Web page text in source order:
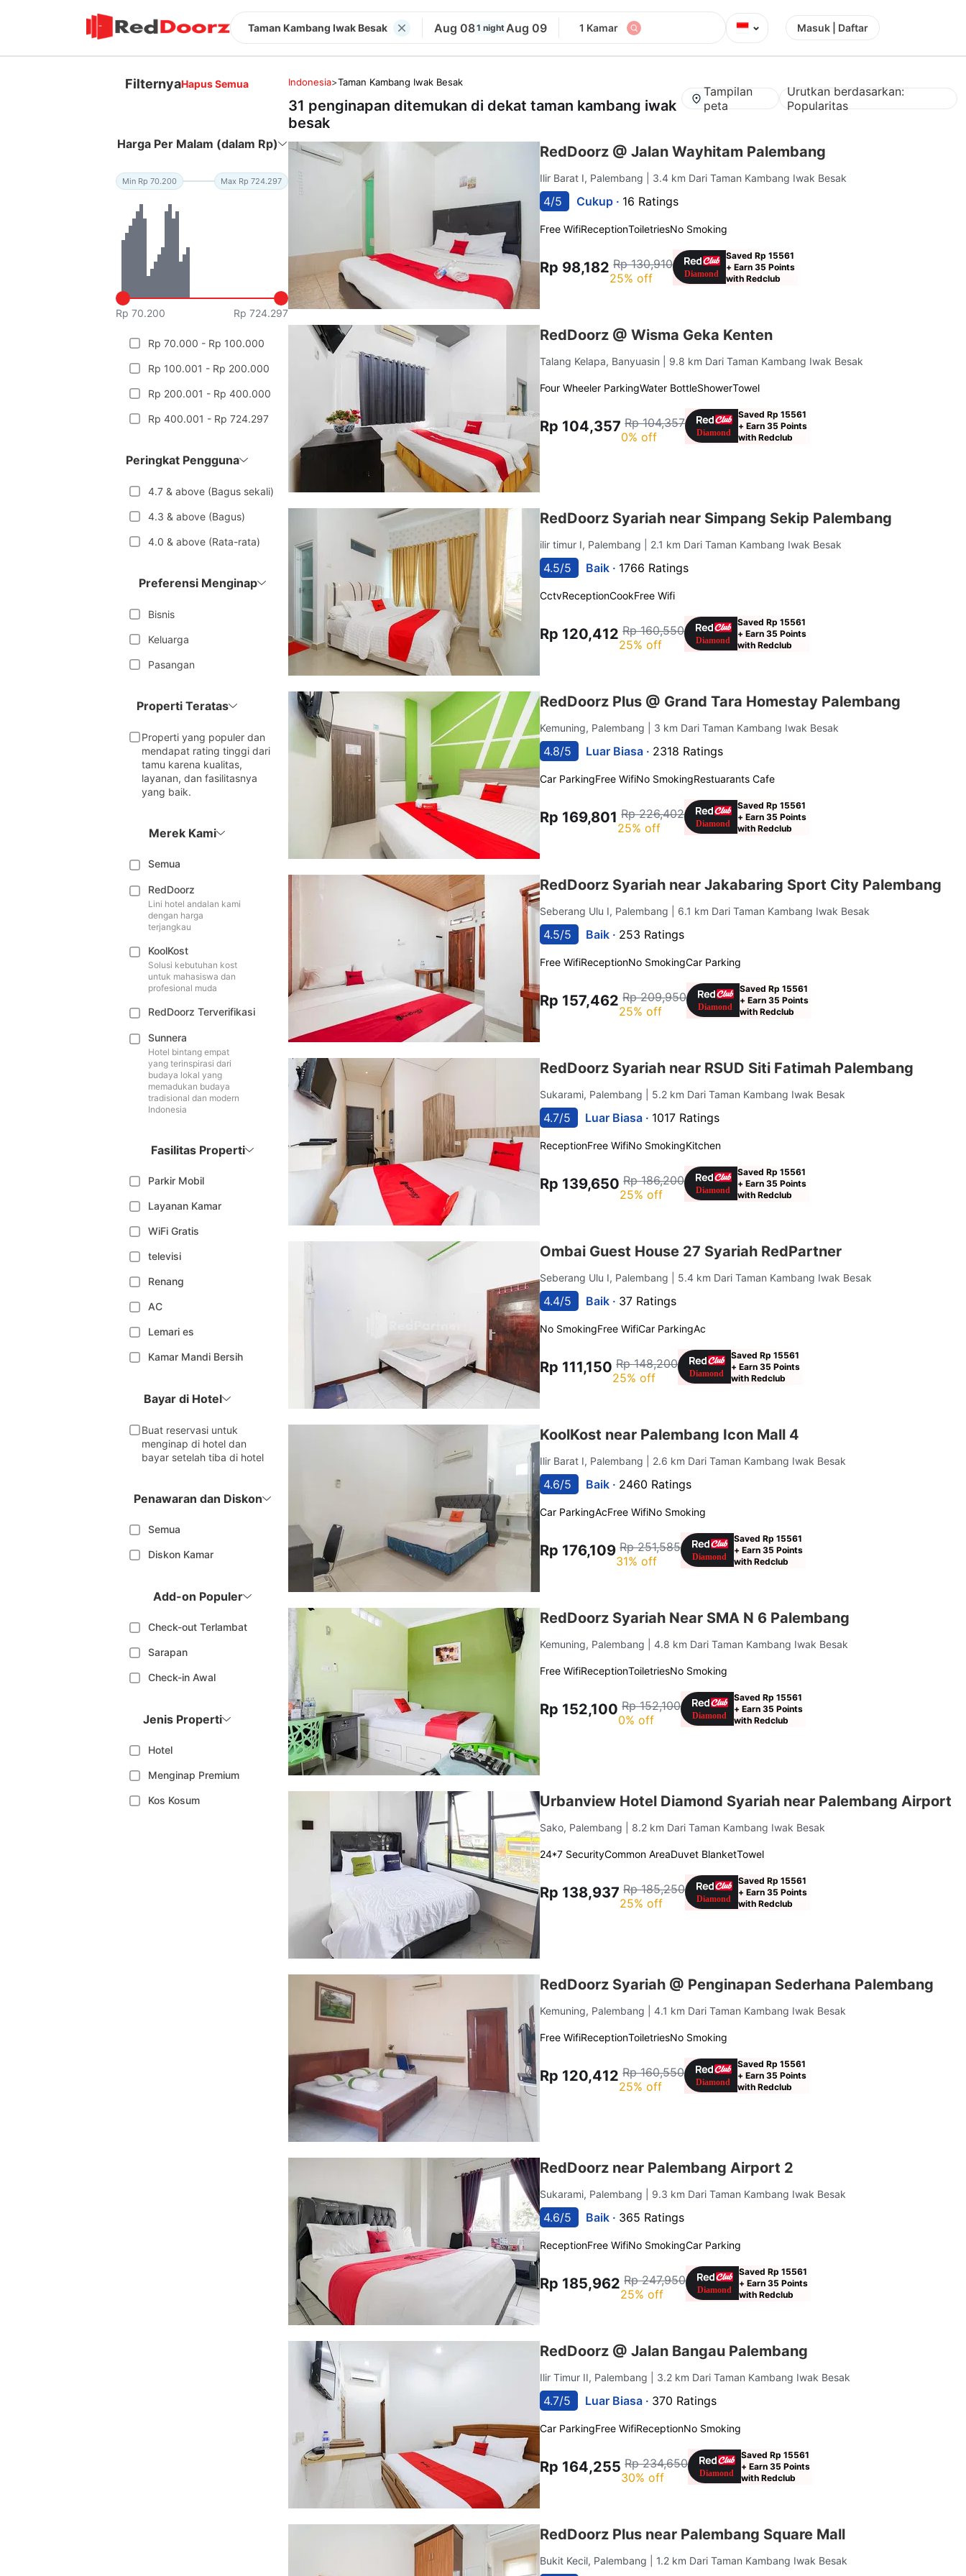
Taman Kambang Iwak Besak Aug 081 night Aug 09 1 Kamar ⌄ Masuk | Daftar
FilternyaHapus Semua
Harga Per Malam (dalam Rp)
Min Rp 70.200 Max Rp 724.297
Rp 70.200 Rp 724.297
Rp 70.000 - Rp 100.000
Rp 100.001 - Rp 200.000
Rp 200.001 - Rp 400.000
Rp 400.001 - Rp 724.297
Peringkat Pengguna
4.7 & above (Bagus sekali)
4.3 & above (Bagus)
4.0 & above (Rata-rata)
Preferensi Menginap
Bisnis
Keluarga
Pasangan
Properti Teratas
Properti yang populer dan
mendapat rating tinggi dari
tamu karena kualitas,
layanan, dan fasilitasnya
yang baik.
Merek Kami
Semua
RedDoorz
Lini hotel andalan kami
dengan harga
terjangkau
KoolKost
Solusi kebutuhan kost
untuk mahasiswa dan
profesional muda
RedDoorz Terverifikasi
Sunnera
Hotel bintang empat
yang terinspirasi dari
budaya lokal yang
memadukan budaya
tradisional dan modern
Indonesia
Fasilitas Properti
Parkir Mobil
Layanan Kamar
WiFi Gratis
televisi
Renang
AC
Lemari es
Kamar Mandi Bersih
Bayar di Hotel
Buat reservasi untuk
menginap di hotel dan
bayar setelah tiba di hotel
Penawaran dan Diskon
Semua
Diskon Kamar
Add-on Populer
Check-out Terlambat
Sarapan
Check-in Awal
Jenis Properti
Hotel
Menginap Premium
Kos Kosum
Indonesia>Taman Kambang Iwak Besak
31 penginapan ditemukan di dekattaman kambang iwak
besak
Tampilan
peta
Urutkan berdasarkan:
Popularitas
RedDoorz @ Jalan Wayhitam Palembang
Ilir Barat I, Palembang | 3.4 km Dari Taman Kambang Iwak Besak
4/5 Cukup · 16 Ratings
Free WifiReceptionToiletriesNo Smoking
Rp 98,182 Rp 130,910
25% off
Saved Rp 15561
+ Earn 35 Points
with Redclub
RedDoorz @ Wisma Geka Kenten
Talang Kelapa, Banyuasin | 9.8 km Dari Taman Kambang Iwak Besak
Four Wheeler ParkingWater BottleShowerTowel
Rp 104,357 Rp 104,357
0% off
Saved Rp 15561
+ Earn 35 Points
with Redclub
RedDoorz Syariah near Simpang Sekip Palembang
ilir timur I, Palembang | 2.1 km Dari Taman Kambang Iwak Besak
4.5/5 Baik · 1766 Ratings
CctvReceptionCookFree Wifi
Rp 120,412 Rp 160,550
25% off
Saved Rp 15561
+ Earn 35 Points
with Redclub
RedDoorz Plus @ Grand Tara Homestay Palembang
Kemuning, Palembang | 3 km Dari Taman Kambang Iwak Besak
4.8/5 Luar Biasa · 2318 Ratings
Car ParkingFree WifiNo SmokingRestuarants Cafe
Rp 169,801 Rp 226,402
25% off
Saved Rp 15561
+ Earn 35 Points
with Redclub
RedDoorz Syariah near Jakabaring Sport City Palembang
Seberang Ulu I, Palembang | 6.1 km Dari Taman Kambang Iwak Besak
4.5/5 Baik · 253 Ratings
Free WifiReceptionNo SmokingCar Parking
Rp 157,462 Rp 209,950
25% off
Saved Rp 15561
+ Earn 35 Points
with Redclub
RedDoorz Syariah near RSUD Siti Fatimah Palembang
Sukarami, Palembang | 5.2 km Dari Taman Kambang Iwak Besak
4.7/5 Luar Biasa · 1017 Ratings
ReceptionFree WifiNo SmokingKitchen
Rp 139,650 Rp 186,200
25% off
Saved Rp 15561
+ Earn 35 Points
with Redclub
Ombai Guest House 27 Syariah RedPartner
Seberang Ulu I, Palembang | 5.4 km Dari Taman Kambang Iwak Besak
4.4/5 Baik · 37 Ratings
No SmokingFree WifiCar ParkingAc
Rp 111,150 Rp 148,200
25% off
Saved Rp 15561
+ Earn 35 Points
with Redclub
KoolKost near Palembang Icon Mall 4
Ilir Barat I, Palembang | 2.6 km Dari Taman Kambang Iwak Besak
4.6/5 Baik · 2460 Ratings
Car ParkingAcFree WifiNo Smoking
Rp 176,109 Rp 251,585
31% off
Saved Rp 15561
+ Earn 35 Points
with Redclub
RedDoorz Syariah Near SMA N 6 Palembang
Kemuning, Palembang | 4.8 km Dari Taman Kambang Iwak Besak
Free WifiReceptionToiletriesNo Smoking
Rp 152,100 Rp 152,100
0% off
Saved Rp 15561
+ Earn 35 Points
with Redclub
Urbanview Hotel Diamond Syariah near Palembang Airport
Sako, Palembang | 8.2 km Dari Taman Kambang Iwak Besak
24*7 SecurityCommon AreaDuvet BlanketTowel
Rp 138,937 Rp 185,250
25% off
Saved Rp 15561
+ Earn 35 Points
with Redclub
RedDoorz Syariah @ Penginapan Sederhana Palembang
Kemuning, Palembang | 4.1 km Dari Taman Kambang Iwak Besak
Free WifiReceptionToiletriesNo Smoking
Rp 120,412 Rp 160,550
25% off
Saved Rp 15561
+ Earn 35 Points
with Redclub
RedDoorz near Palembang Airport 2
Sukarami, Palembang | 9.3 km Dari Taman Kambang Iwak Besak
4.6/5 Baik · 365 Ratings
ReceptionFree WifiNo SmokingCar Parking
Rp 185,962 Rp 247,950
25% off
Saved Rp 15561
+ Earn 35 Points
with Redclub
RedDoorz @ Jalan Bangau Palembang
Ilir Timur II, Palembang | 3.2 km Dari Taman Kambang Iwak Besak
4.7/5 Luar Biasa · 370 Ratings
Car ParkingFree WifiReceptionNo Smoking
Rp 164,255 Rp 234,650
30% off
Saved Rp 15561
+ Earn 35 Points
with Redclub
RedDoorz Plus near Palembang Square Mall
Bukit Kecil, Palembang | 1.2 km Dari Taman Kambang Iwak Besak